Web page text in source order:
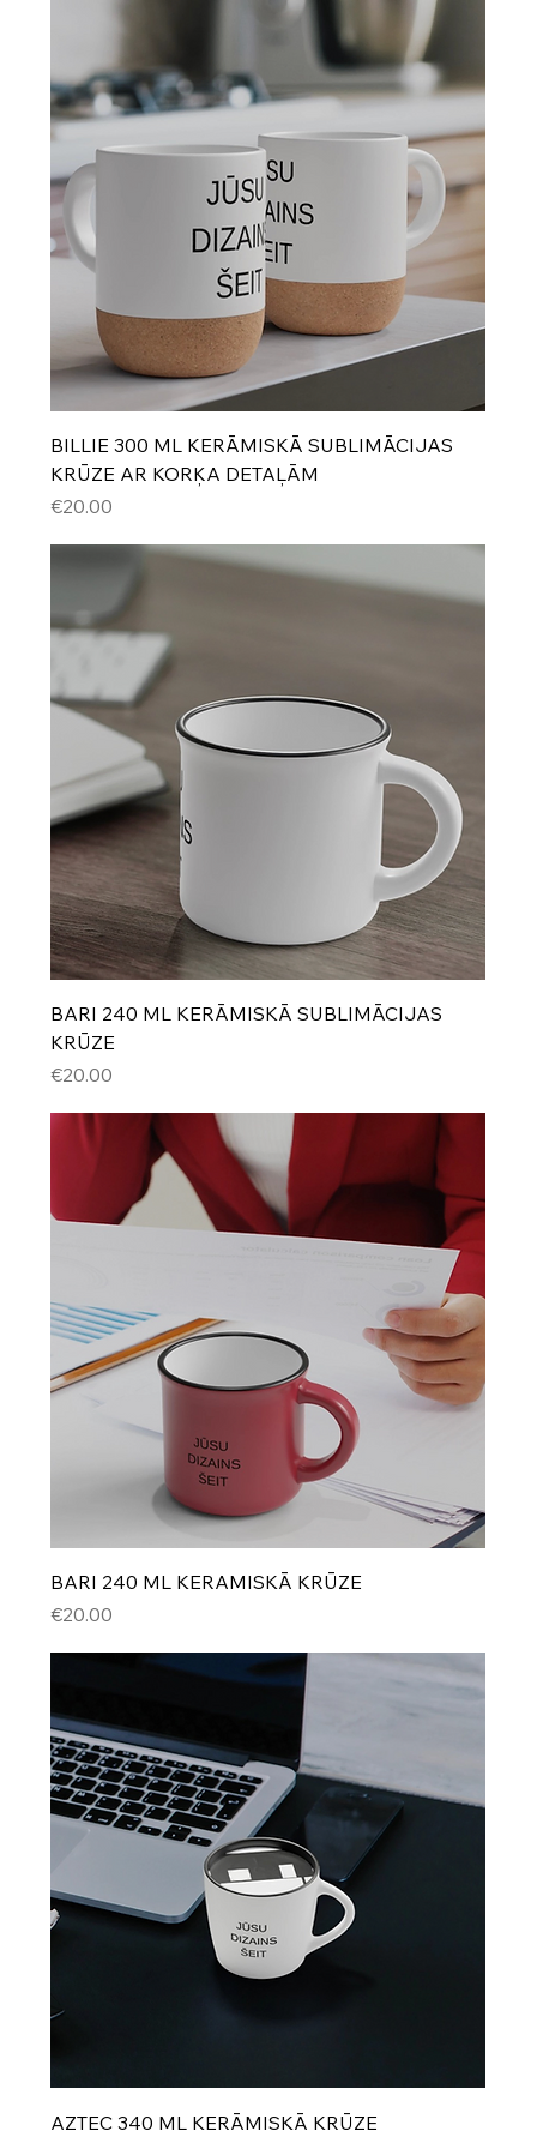
BILLIE 300 ML KERĀMISKĀ SUBLIMĀCIJAS
KRŪZE AR KORĶA DETAĻĀM
Cena
€20.00
BARI 240 ML KERĀMISKĀ SUBLIMĀCIJAS
KRŪZE
Cena
€20.00
BARI 240 ML KERAMISKĀ KRŪZE
Cena
€20.00
AZTEC 340 ML KERĀMISKĀ KRŪZE